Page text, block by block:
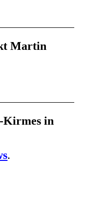
Martin
Kirmes in
.